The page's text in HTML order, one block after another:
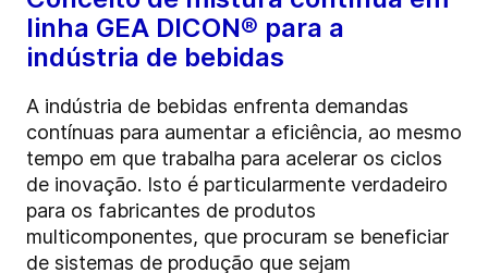
linha GEA DICON® para a
indústria de bebidas
A indústria de bebidas enfrenta demandas
contínuas para aumentar a eficiência, ao mesmo
tempo em que trabalha para acelerar os ciclos
de inovação. Isto é particularmente verdadeiro
para os fabricantes de produtos
multicomponentes, que procuram se beneficiar
de sistemas de produção que sejam